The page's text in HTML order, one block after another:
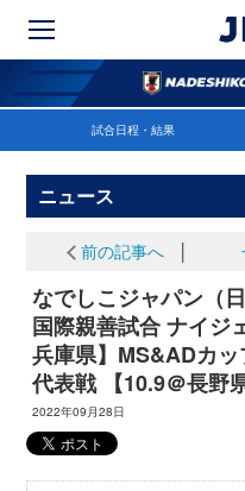
試合日程・結果
ニュース
前の記事へ
なでしこジャパン（
国際親善試合 ナイジ
兵庫県】MS&ADカ
代表戦 【10.9＠⾧野
2022年09月28日